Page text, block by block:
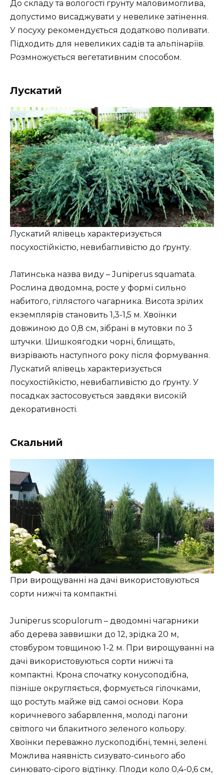
До складу та вологості грунту маловимоглива,
допустимо висаджувати у невелике затінення.
У посуху рекомендується додатково поливати.
Підходить для невеликих садів та альпінаріїв.
Розмножується вегетативним способом.
Лускатий
Лускатий ялівець характеризується
посухостійкістю, невибагливістю до ґрунту.
Латинська назва виду – Juniperus squamata.
Рослина дводомна, росте у формі сильно
набитого, гіллястого чагарника. Висота зрілих
екземплярів становить 1,3-1,5 м. Хвоїнки
довжиною до 0,8 см, зібрані в мутовки по 3
штучки. Шишкоягодки чорні, блищать,
визрівають наступного року після формування.
Лускатий ялівець характеризується
посухостійкістю, невибагливістю до ґрунту. У
посадках застосовується завдяки високій
декоративності.
Скальний
При вирощуванні на дачі використовуються
сорти нижчі та компактні.
Juniperus scopulorum – дводомні чагарники
або дерева заввишки до 12, зрідка 20 м,
стовбуром товщиною 1-2 м. При вирощуванні на
дачі використовуються сорти нижчі та
компактні. Крона спочатку конусоподібна,
пізніше округляється, формується гілочками,
що ростуть майже від самої основи. Кора
коричневого забарвлення, молоді пагони
світлого чи блакитного зеленого кольору.
Хвоїнки переважно лускоподібні, темні, зелені.
Можлива наявність сизувато-синього або
синювато-сірого відтінку. Плоди коло 0,4-0,6 см,